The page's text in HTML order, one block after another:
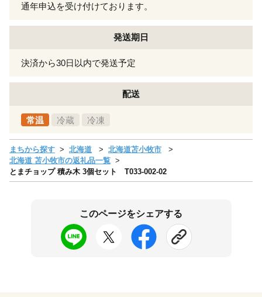
通年申込を受け付けております。
発送期日
決済から30日以内で発送予定
配送
常温 冷蔵 冷凍
まちから探す 北海道
北海道苫小牧市
北海道 苫小牧市の返礼品一覧
とまチョップ 積み木 3個セット T033-002-02
このページをシェアする